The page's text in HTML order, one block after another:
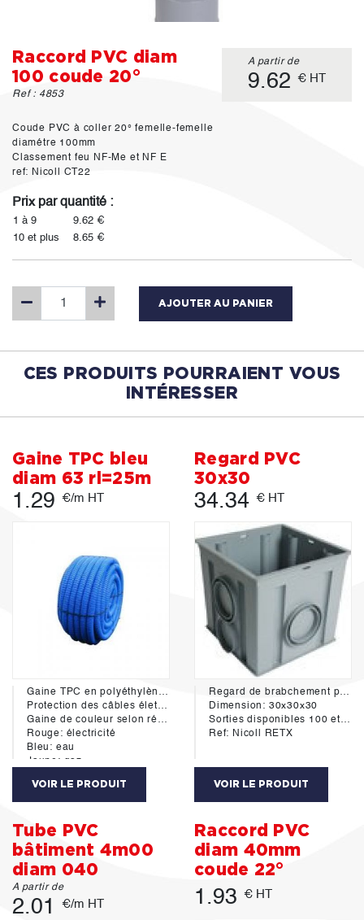
A partir de
9.62 € HT
Raccord PVC diam
100 coude 20°
Ref : 4853
Coude PVC à coller 20° femelle-femelle
diamétre 100mm
Classement feu NF-Me et NF E
ref: Nicoll CT22
Prix par quantité :
1 à 9
9.62 €
10 et plus
8.65 €
AJOUTER AU PANIER
CES PRODUITS POURRAIENT VOUS
INTÉRESSER
Gaine TPC bleu
diam 63 rl=25m
1.29 €/m HT
Gaine TPC en polyéthylène double paroi - extérieur annelé - interieur lisse avec tire fil.
Protection des câbles életriques et reseaux sec souterrains.
Gaine de couleur selon réseaux:
Rouge: électricité
Bleu: eau
Jaune: gaz
Blanc et orange: fibre optique
Conforme à la norme NF EN 50086-2-4+A1
VOIR LE PRODUIT
Regard PVC
30x30
34.34 € HT
Regard de brabchement pour eaux pluviales
Dimension: 30x30x30
Sorties disponibles 100 et 125mm
Ref: Nicoll RETX
VOIR LE PRODUIT
Tube PVC
bâtiment 4m00
diam 040
A partir de
2.01 €/m HT
Raccord PVC
diam 40mm
coude 22°
1.93 € HT